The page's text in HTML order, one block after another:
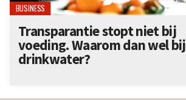
BUSINESS
Transparantie stopt niet bij
voeding. Waarom dan wel bij
drinkwater?